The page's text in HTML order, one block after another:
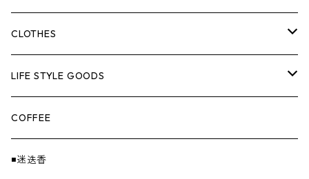
HANGBURGER（ハングバーガー）
EX-GATE（エクスゲート）
COLLABORATION
UNITIUM.
THE UNFORM STORE オリジナル
ランタン＆ライト
クッカー＆カトラリー
バーナー
焚火
CLOTHES
TOPS
PANTS
CAP
LIFE STYLE GOODS
ステッカー
COFFEE
◾️迷迭香